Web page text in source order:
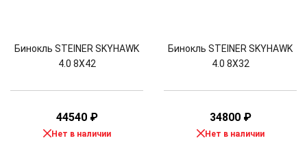
Бинокль STEINER SKYHAWK
4.0 8X42
44540 ₽
Нет в наличии
Бинокль STEINER SKYHAWK
4.0 8X32
34800 ₽
Нет в наличии